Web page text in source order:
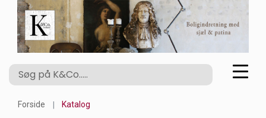
Forside Katalog